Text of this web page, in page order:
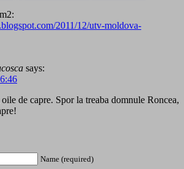
2011/12/utv-moldova-
says:
de capre. Spor la treaba domnule Roncea,
Name (required)